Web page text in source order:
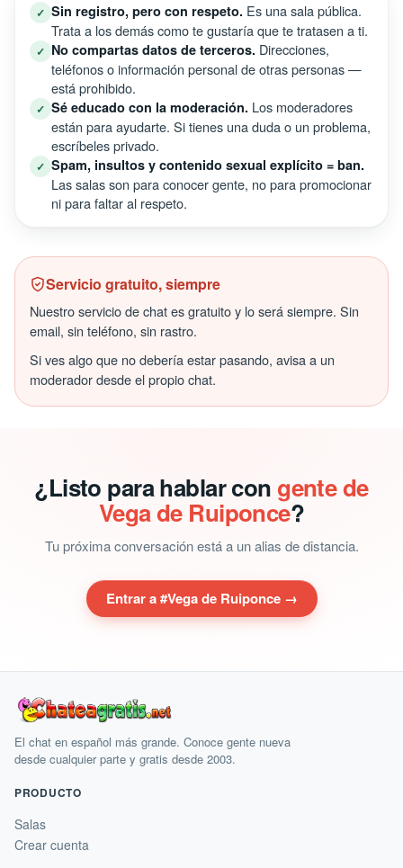
✓ Sin registro, pero con respeto. Es una sala pública.
Trata a los demás como te gustaría que te tratasen a ti.
✓ No compartas datos de terceros. Direcciones,
teléfonos o información personal de otras personas —
está prohibido.
✓ Sé educado con la moderación. Los moderadores
están para ayudarte. Si tienes una duda o un problema,
escríbeles privado.
✓ Spam, insultos y contenido sexual explícito = ban.
Las salas son para conocer gente, no para promocionar
ni para faltar al respeto.
Servicio gratuito, siempre
Nuestro servicio de chat es gratuito y lo será siempre. Sin
email, sin teléfono, sin rastro.
Si ves algo que no debería estar pasando, avisa a un
moderador desde el propio chat.
¿Listo para hablar con gente de
Vega de Ruiponce?
Tu próxima conversación está a un alias de distancia.
Entrar a #Vega de Ruiponce →
El chat en español más grande. Conoce gente nueva
desde cualquier parte y gratis desde 2003.
PRODUCTO
Salas
Crear cuenta